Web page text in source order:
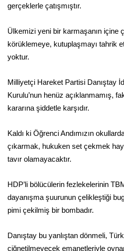
gerçeklerle çatışmıştır.
Ülkemizi yeni bir karmaşanın içine
körüklemeye, kutuplaşmayı tahrik
yoktur.
Milliyetçi Hareket Partisi Danıştay
Kurulu’nun henüz açıklanmamış,
kararına şiddetle karşıdır.
Kaldı ki Öğrenci Andımızın
çıkarmak, hukuken set çekmek
tavır olamayacaktır.
HDP’li bölücülerin fezlekelerinin
dayanışma şuurunun çelikleştiği
pimi çekilmiş bir bombadır.
Danıştay bu yanlıştan dönmeli,
çiğnetilmeyecek emanetleriyle